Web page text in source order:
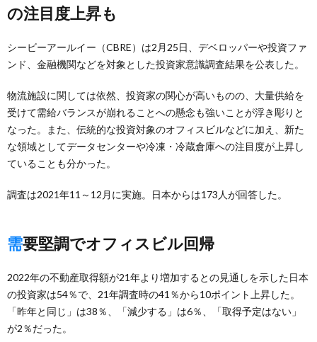
の注目度上昇も
シービーアールイー（CBRE）は2月25日、デベロッパーや投資ファ
ンド、金融機関などを対象とした投資家意識調査結果を公表した。
物流施設に関しては依然、投資家の関心が高いものの、大量供給を
受けて需給バランスが崩れることへの懸念も強いことが浮き彫りと
なった。また、伝統的な投資対象のオフィスビルなどに加え、新た
な領域としてデータセンターや冷凍・冷蔵倉庫への注目度が上昇し
ていることも分かった。
調査は2021年11～12月に実施。日本からは173人が回答した。
需要堅調でオフィスビル回帰
2022年の不動産取得額が21年より増加するとの見通しを示した日本
の投資家は54％で、21年調査時の41％から10ポイント上昇した。
「昨年と同じ」は38％、「減少する」は6％、「取得予定はない」
が2％だった。